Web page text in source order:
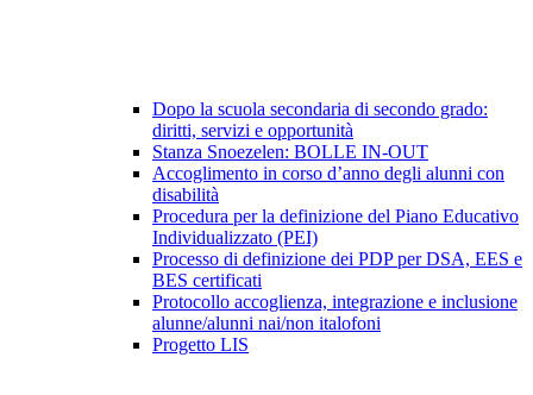
Dopo la scuola secondaria di secondo grado:
diritti, servizi e opportunità
Stanza Snoezelen: BOLLE IN-OUT
Accoglimento in corso d’anno degli alunni con
disabilità
Procedura per la definizione del Piano Educativo
Individualizzato (PEI)
Processo di definizione dei PDP per DSA, EES e
BES certificati
Protocollo accoglienza, integrazione e inclusione
alunne/alunni nai/non italofoni
Progetto LIS